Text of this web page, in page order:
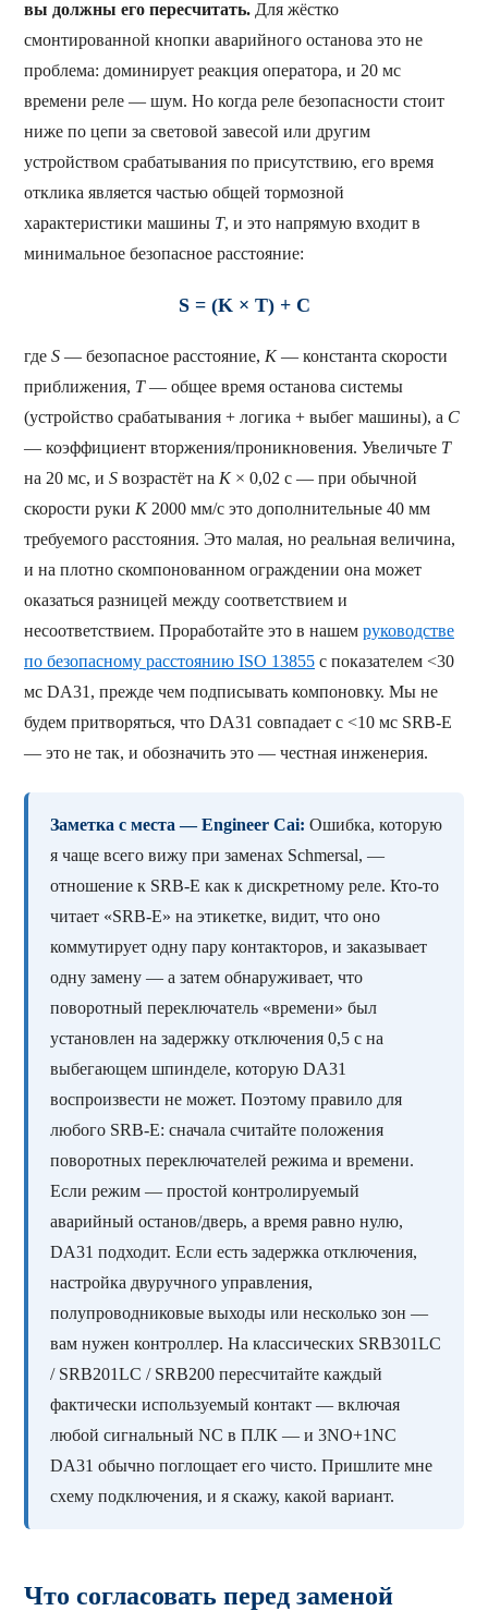
вы должны его пересчитать. Для жёстко
смонтированной кнопки аварийного останова это не
проблема: доминирует реакция оператора, и 20 мс
времени реле — шум. Но когда реле безопасности стоит
ниже по цепи за световой завесой или другим
устройством срабатывания по присутствию, его время
отклика является частью общей тормозной
характеристики машины T, и это напрямую входит в
минимальное безопасное расстояние:
S = (K × T) + C
где S — безопасное расстояние, K— константа скорости
приближения, T— общее время останова системы
(устройство срабатывания + логика + выбег машины), а C
— коэффициент вторжения/проникновения. Увеличьте T
на 20 мс, и S возрастёт на K× 0,02 с — при обычной
скорости руки K2000 мм/с это дополнительные 40 мм
требуемого расстояния. Это малая, но реальная величина,
и на плотно скомпонованном ограждении она может
оказаться разницей между соответствием и
несоответствием. Проработайте это в нашем руководстве
по безопасному расстоянию ISO 13855 с показателем <30
мс DA31, прежде чем подписывать компоновку. Мы не
будем притворяться, что DA31 совпадает с <10 мс SRB-E
— это не так, и обозначить это — честная инженерия.
Заметка с места — Engineer Cai: Ошибка, которую
я чаще всего вижу при заменах Schmersal, —
отношение к SRB-E как к дискретному реле. Кто-то
читает «SRB-E» на этикетке, видит, что оно
коммутирует одну пару контакторов, и заказывает
одну замену — а затем обнаруживает, что
поворотный переключатель «времени» был
установлен на задержку отключения 0,5 с на
выбегающем шпинделе, которую DA31
воспроизвести не может. Поэтому правило для
любого SRB-E: сначала считайте положения
поворотных переключателей режима и времени.
Если режим — простой контролируемый
аварийный останов/дверь, а время равно нулю,
DA31 подходит. Если есть задержка отключения,
настройка двуручного управления,
полупроводниковые выходы или несколько зон —
вам нужен контроллер. На классических SRB301LC
/ SRB201LC / SRB200 пересчитайте каждый
фактически используемый контакт — включая
любой сигнальный NC в ПЛК — и 3NO+1NC
DA31 обычно поглощает его чисто. Пришлите мне
схему подключения, и я скажу, какой вариант.
Что согласовать перед заменой